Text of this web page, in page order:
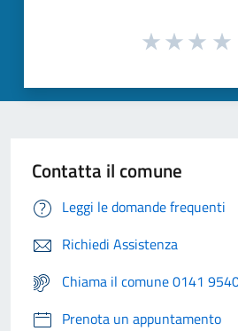
Contatta il comune
Leggi le domande frequenti
Richiedi Assistenza
Chiama il comune 0141
Prenota un appuntamento